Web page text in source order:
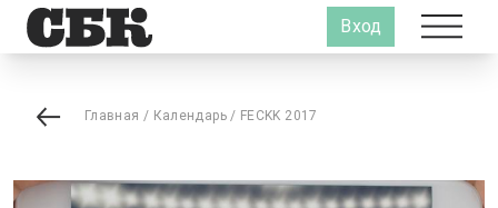
Вход
Главная / Календарь/ FECKK 2017